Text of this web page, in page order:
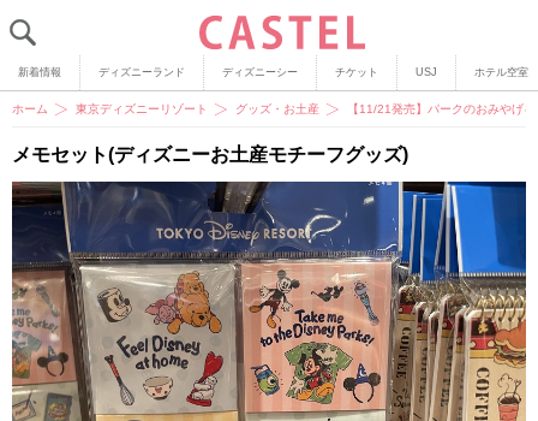
新着情報 ディズニーランド ディズニーシー チケット USJ ホテル空室
ホーム 東京ディズニーリゾート グッズ・お土産 【11/21発売】パークのおみやげ
メモセット(ディズニーお土産モチーフグッズ)